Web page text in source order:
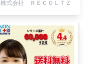
株式会社 ＲＥＣＯＬＴＺ